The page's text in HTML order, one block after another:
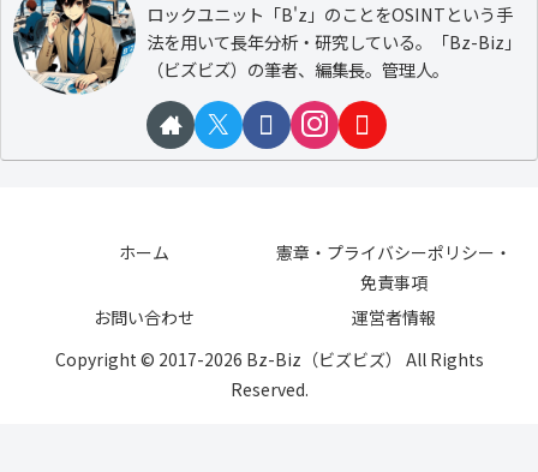
ロックユニット「B'z」のことをOSINTという手
法を用いて長年分析・研究している。「Bz-Biz」
（ビズビズ）の筆者、編集長。管理人。
ホーム
憲章・プライバシーポリシー・
免責事項
お問い合わせ
運営者情報
Copyright © 2017-2026 Bz-Biz（ビズビズ） All Rights
Reserved.